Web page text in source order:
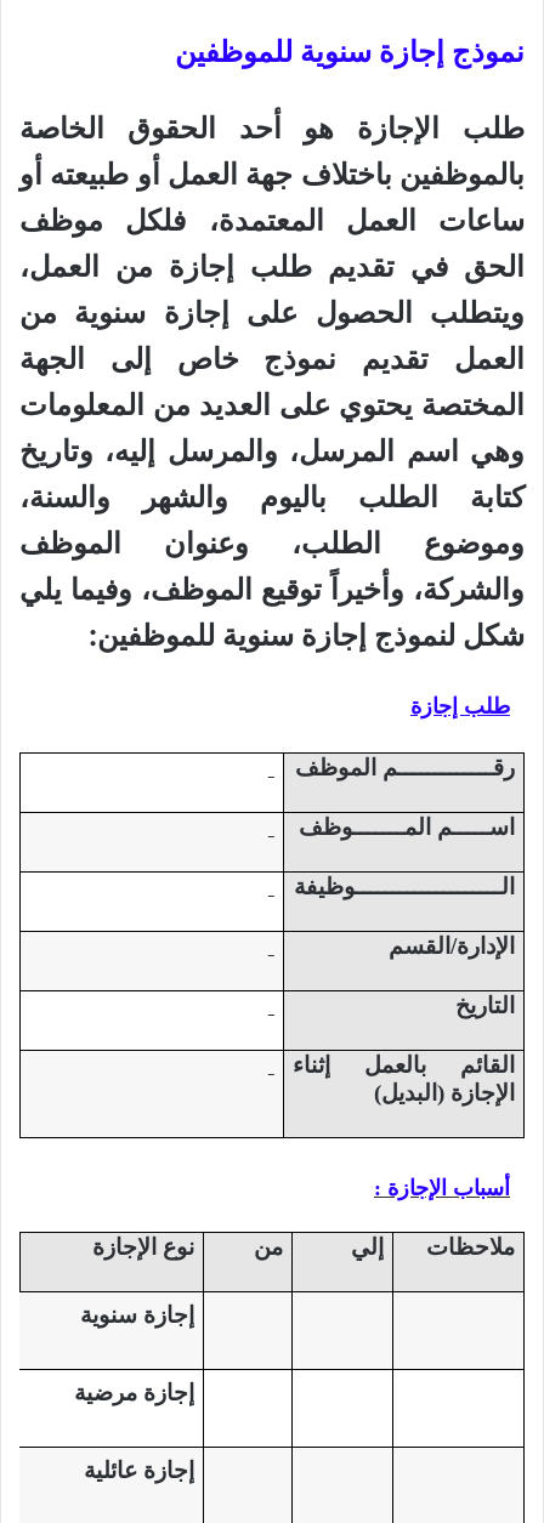
نموذج إجازة سنوية للموظفين
طلب الإجازة هو أحد الحقوق الخاصة
بالموظفين باختلاف جهة العمل أو طبيعته أو
ساعات العمل المعتمدة، فلكل موظف
الحق في تقديم طلب إجازة من العمل،
ويتطلب الحصول على إجازة سنوية من
العمل تقديم نموذج خاص إلى الجهة
المختصة يحتوي على العديد من المعلومات
وهي اسم المرسل، والمرسل إليه، وتاريخ
كتابة الطلب باليوم والشهر والسنة،
وموضوع الطلب، وعنوان الموظف
والشركة، وأخيراً توقيع الموظف، وفيما يلي
شكل لنموذج إجازة سنوية للموظفين:
طلب إجازة
رقـــــــــــــم الموظف
اســـــم المـــــــوظف
الــــــــــــــــــــوظيفة
الإدارة/القسم
التاريخ
القائم بالعمل إثناء
الإجازة (البديل)
أسباب الإجازة :
ملاحظات إلي من نوع الإجازة
إجازة سنوية
إجازة مرضية
إجازة عائلية